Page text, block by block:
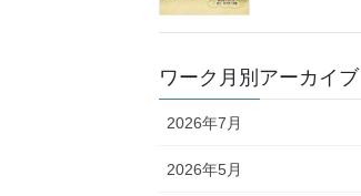
ワーク月別アーカイブ
2026年7月
2026年5月